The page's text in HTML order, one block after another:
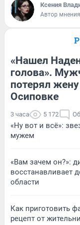
Ксения
Автор мнения
«Нашел
голова».
потерял
Осиповке
3 часа 5 172
«Ну вот и всё»:
мужем
«Вам зачем он?»:
восстанавливает
области
Как приготовить
рецепт от